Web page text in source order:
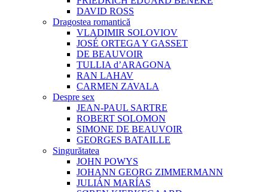
DAVID ROSS
Dragostea romantică
VLADIMIR SOLOVIOV
JOSÉ ORTEGA Y GASSET
DE BEAUVOIR
TULLIA d’ARAGONA
RAN LAHAV
CARMEN ZAVALA
Despre sex
JEAN-PAUL SARTRE
ROBERT SOLOMON
SIMONE DE BEAUVOIR
GEORGES BATAILLE
Singurătatea
JOHN POWYS
JOHANN GEORG ZIMMERMANN
JULIÁN MARÍAS